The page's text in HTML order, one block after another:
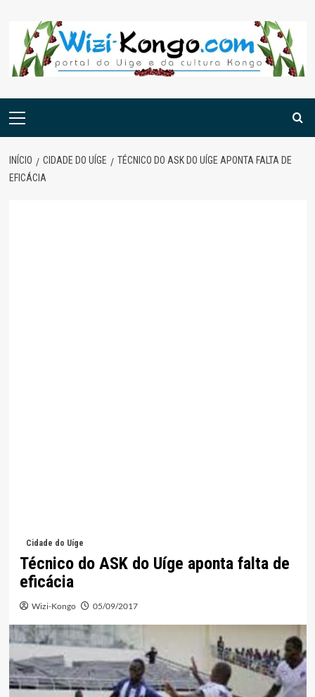
content
Menu
INÍCIO CIDADE DO UÍGE
TÉCNICO DO ASK DO UÍGE APONTA FALTA DE
EFICÁCIA
Cidade do Uíge
Técnico do ASK do Uíge aponta falta de
eficácia
Wizi-Kongo 05/09/2017